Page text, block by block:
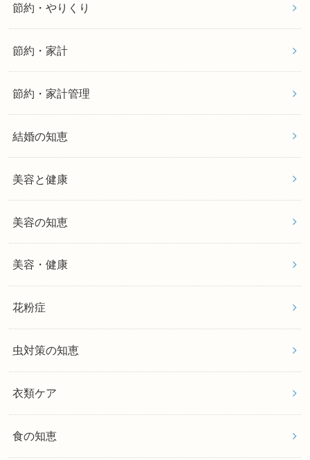
節約・やりくり
節約・家計
節約・家計管理
結婚の知恵
美容と健康
美容の知恵
美容・健康
花粉症
虫対策の知恵
衣類ケア
食の知恵